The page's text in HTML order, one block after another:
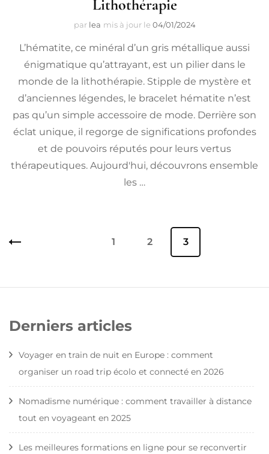
Lithothérapie
par lea mis à jour le 04/01/2024
L’hématite, ce minéral d’un gris métallique aussi
énigmatique qu’attrayant, est un pilier dans le
monde de la lithothérapie. Stipple de mystère et
d’anciennes légendes, le bracelet hématite n’est
pas qu’un simple accessoire de mode. Derrière son
éclat unique, il regorge de significations profondes
et de pouvoirs réputés pour leurs vertus
thérapeutiques. Aujourd'hui, découvrons ensemble
les …
Page
1 Page
2 Page
3
Derniers articles
Voyager en train de nuit en Europe : comment
organiser un road trip écolo et connecté en 2026
Nomadisme numérique : comment travailler à distance
tout en voyageant en 2025
Les meilleures formations en ligne pour se reconvertir